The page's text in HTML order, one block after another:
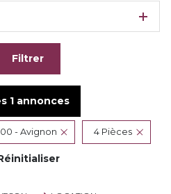
Filtrer
1annonces
- Avignon 4 Pièces